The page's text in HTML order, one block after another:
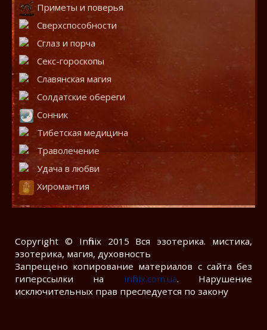
Приметы и поверья
Сверхспособности
Сглаз и порча
Секс-гороскопы
Славянская магия
Солдатские обереги
Сонник
Тибетская медицина
Траволечение
Удача в любви
Хиромантия
Copyright © Infinix 2015 Вся эзотерика. мистика,
эзотерика, магия, духовность
Запрещено копирование материалов с сайта без
гиперссылки на infinix.com.ua. Нарушение
исключительных прав преследуется по закону